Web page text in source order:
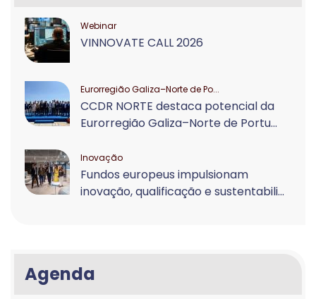
Webinar
VINNOVATE CALL 2026
Eurorregião Galiza–Norte de Po...
CCDR NORTE destaca potencial da
Eurorregião Galiza–Norte de Portu...
Inovação
Fundos europeus impulsionam
inovação, qualificação e sustentabili...
Agenda